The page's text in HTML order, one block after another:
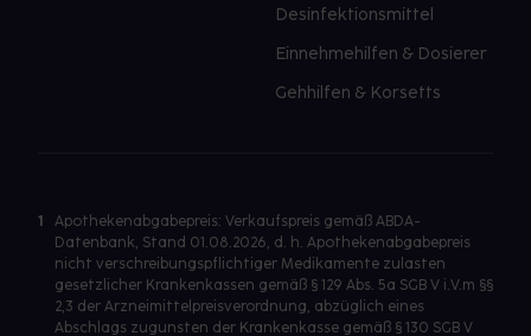
Desinfektionsmittel
Einnehmehilfen & Dosierer
Gehhilfen & Korsetts
1
Apothekenabgabepreis: Verkaufspreis gemäß ABDA-
Datenbank, Stand 01.08.2026, d. h. Apothekenabgabepreis
nicht verschreibungspflichtiger Medikamente zulasten
gesetzlicher Krankenkassen gemäß § 129 Abs. 5a SGB V i.V.m §§
2,3 der Arzneimittelpreisverordnung, abzüglich eines
Abschlags zugunsten der Krankenkasse gemäß § 130 SGB V